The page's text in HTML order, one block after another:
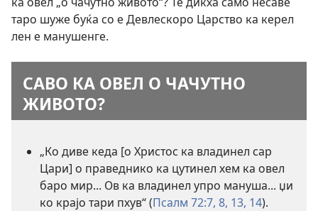
таро шуже буќа со е Девлескоро Царство ка керел
лен е манушенге.
САВО КА ОВЕЛ О ЧАЧУТНО
ЖИВОТО?
„Ко диве кеда [о Христос ка владинел сар
Цари] о праведнико ка цутинел хем ка овел
баро мир... Ов ка владинел упро мануша... џи
ко крајо тари пхув“ (Псалм 72:7, 8, 13, 14).